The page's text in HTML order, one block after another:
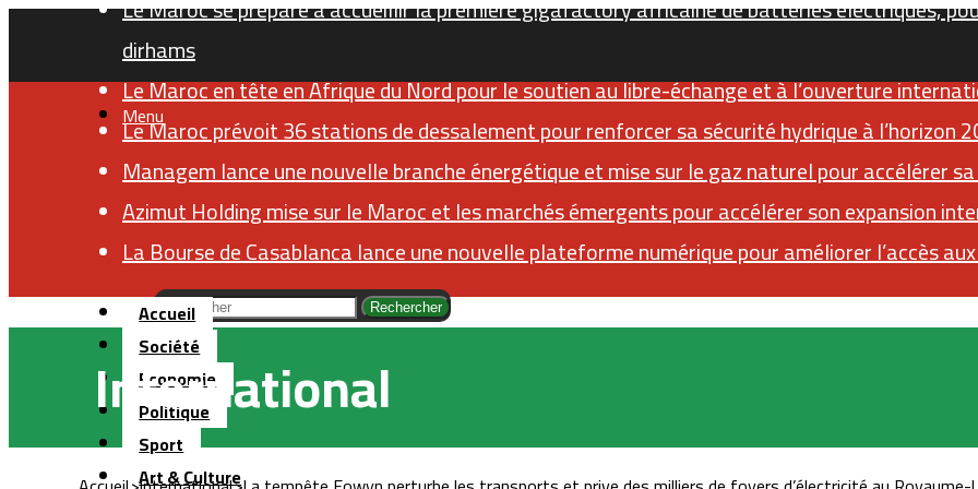
Le Maroc se prépare à accueillir la première gigafactory africaine de batteries électriques,
dirhams
Le Maroc en tête en Afrique du Nord pour le soutien au libre-échange et à l’ouverture
Le Maroc prévoit 36 stations de dessalement pour renforcer sa sécurité hydrique à l’horizon
Managem lance une nouvelle branche énergétique et mise sur le gaz naturel pour accélérer
Azimut Holding mise sur le Maroc et les marchés émergents pour accélérer son expansion
La Bourse de Casablanca lance une nouvelle plateforme numérique pour améliorer l’accès
Rechercher Sidebar (barre latérale)RSSInstagramYouTubeTwitter
Menu
Accueil
Société
Economie
Politique
Sport
Art & Culture
International